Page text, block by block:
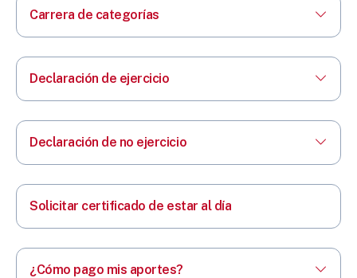
Carrera de categorías
Declaración de ejercicio
Declaración de no ejercicio
Solicitar certificado de estar al día
¿Cómo pago mis aportes?